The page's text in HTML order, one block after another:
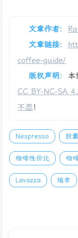
文章作者:
文章链接:
coffee-guide/
版权声明:
本
CC BY-NC-SA
不恋！
Nespresso 胶
咖啡性价比 咖
Lavazza 瑞幸